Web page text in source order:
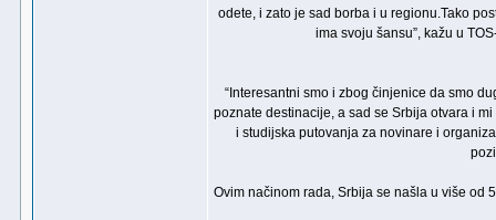
odete, i zato je sad borba i u regionu.Tako
ima svoju šansu”, kažu u
“Interesantni smo i zbog činjenice da smo
poznate destinacije, a sad se Srbija otvara i
i studijska putovanja za novinare i
Ovim načinom rada, Srbija se našla u više od